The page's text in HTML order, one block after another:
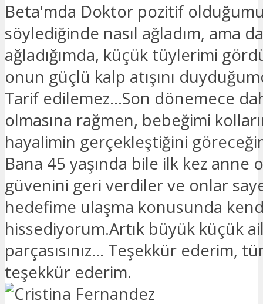
Beta'mda Doktor pozitif
söylediğinde nasıl ağladım, ama
ağladığımda, küçük tüylerimi
onun güçlü kalp atışını
Tarif edilemez...Son dönemece
olmasına rağmen, bebeğimi
hayalimin gerçekleştiğini
Bana 45 yaşında bile ilk kez anne
güvenini geri verdiler ve onlar
hedefime ulaşma konusunda
hissediyorum.Artık büyük küçük
parçasısınız... Teşekkür ederim,
teşekkür ederim.